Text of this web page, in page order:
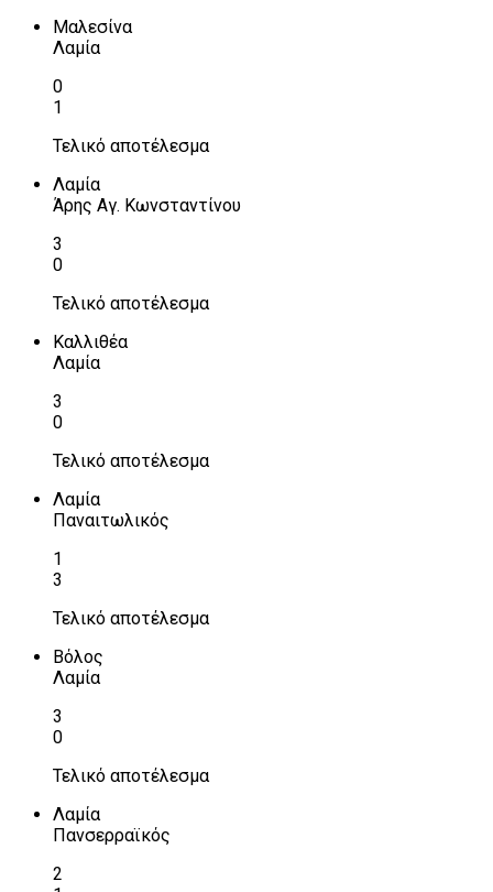
Μαλεσίνα
Λαμία
0
1
Τελικό αποτέλεσμα
Λαμία
Άρης Αγ. Κωνσταντίνου
3
0
Τελικό αποτέλεσμα
Καλλιθέα
Λαμία
3
0
Τελικό αποτέλεσμα
Λαμία
Παναιτωλικός
1
3
Τελικό αποτέλεσμα
Βόλος
Λαμία
3
0
Τελικό αποτέλεσμα
Λαμία
Πανσερραϊκός
2